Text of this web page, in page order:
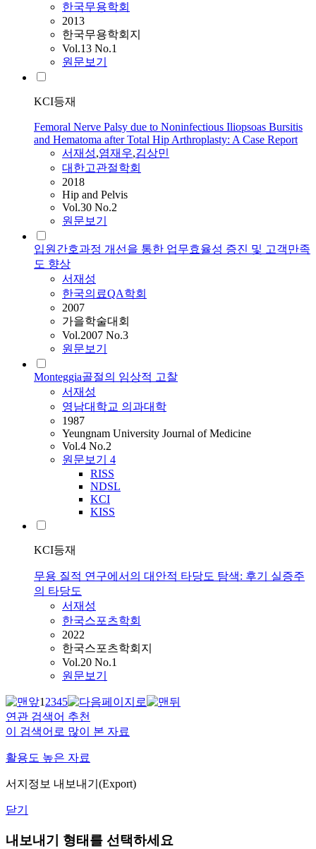
한국무용학회
2013
한국무용학회지
Vol.13 No.1
원문보기
KCI등재
Femoral Nerve Palsy due to Noninfectious Iliopsoas Bursitis
and Hematoma after Total Hip Arthroplasty: A Case Report
서재성,염재우,김상민
대한고관절학회
2018
Hip and Pelvis
Vol.30 No.2
원문보기
입원간호과정 개선을 통한 업무효율성 증진 및 고객만족
도 향상
서재성
한국의료QA학회
2007
가을학술대회
Vol.2007 No.3
원문보기
Monteggia골절의 임상적 고찰
서재성
영남대학교 의과대학
1987
Yeungnam University Journal of Medicine
Vol.4 No.2
원문보기 4
RISS
NDSL
KCI
KISS
KCI등재
무용 질적 연구에서의 대안적 타당도 탐색: 후기 실증주
의 타당도
서재성
한국스포츠학회
2022
한국스포츠학회지
Vol.20 No.1
원문보기
12345
연관 검색어 추천
이 검색어로 많이 본 자료
활용도 높은 자료
서지정보 내보내기(Export)
닫기
내보내기 형태를 선택하세요